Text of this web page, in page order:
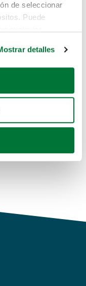
de seleccionar
Puede
geográfica
activamente
(huellas
se procesan sus
sitio web con
y análisis
detalles
estás